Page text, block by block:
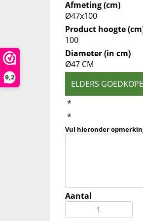
9,2
Afmeting (cm)
Ø47x100
Product hoogte
100
Diameter (in cm)
Ø47 CM
ELDERS
*
*
Vul hieronder
Aantal